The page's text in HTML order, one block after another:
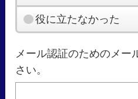
役に立たなかった
メール認証のためのメー
さい。